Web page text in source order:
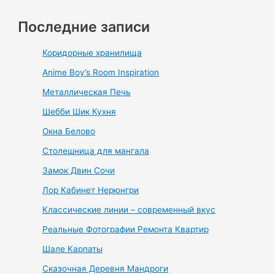
Последние записи
Коридорные хранилища
Anime Boy’s Room Inspiration
Металлическая Печь
Шебби Шик Кухня
Окна Белово
Столешница для мангала
Замок Двин Сочи
Лор Кабинет Нерюнгри
Классические линии – современный вкус
Реальные Фотографии Ремонта Квартир
Шале Карпаты
Сказочная Деревня Мандроги